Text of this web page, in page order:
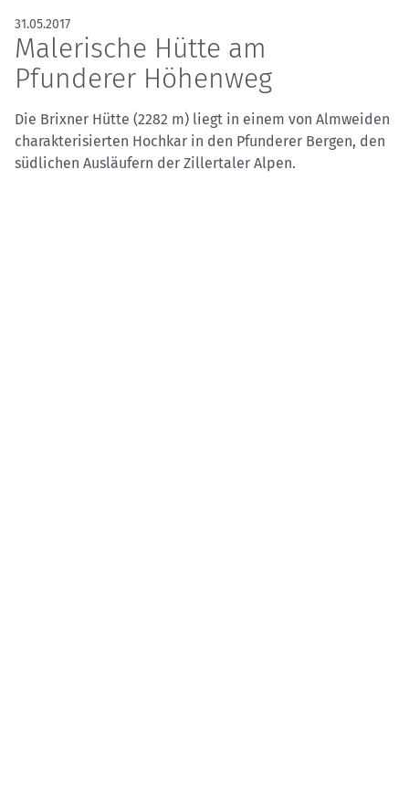
31.05.2017
Malerische Hütte am
Pfunderer Höhenweg
Die Brixner Hütte (2282 m) liegt in einem von Almweiden
charakterisierten Hochkar in den Pfunderer Bergen, den
südlichen Ausläufern der Zillertaler Alpen.